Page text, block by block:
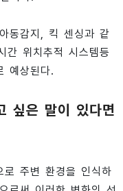
동감지, 킥 센싱과 같
간 위치추적 시스템등
예상된다.
싶은 말이 있다면
로 주변 환경을 인식하